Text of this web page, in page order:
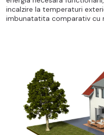
incalzire la temperaturi
imbunatatita comparativ cu